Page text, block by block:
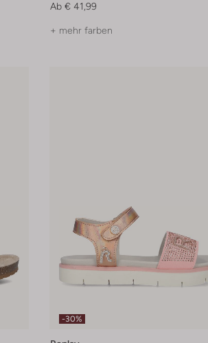
Ab € 41,99
+ mehr farben
-30%